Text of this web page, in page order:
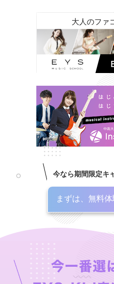
大人のファ
今なら期間限定キ
まずは、無料